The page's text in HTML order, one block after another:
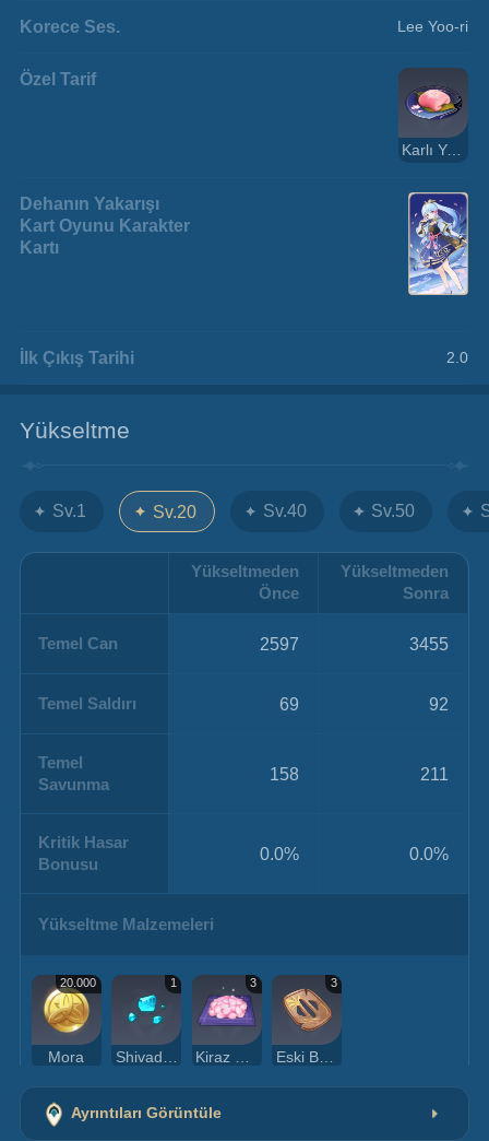
Korece Ses. Lee Yoo-ri
Özel Tarif
Karlı Yuva
Dehanın Yakarışı
Kart Oyunu Karakter
Kartı
İlk Çıkış Tarihi 2.0
Yükseltme
Sv.1 Sv.20 Sv.40 Sv.50
Yükseltmeden
Önce
Yükseltmeden
Sonra
Temel Can 2597 3455
Temel Saldırı 69 92
Temel
Savunma
158 211
Kritik Hasar
Bonusu
0.0% 0.0%
Yükseltme Malzemeleri
20.000
Mora
1 3 3
Eski Balçak
Ayrıntıları Görüntüle